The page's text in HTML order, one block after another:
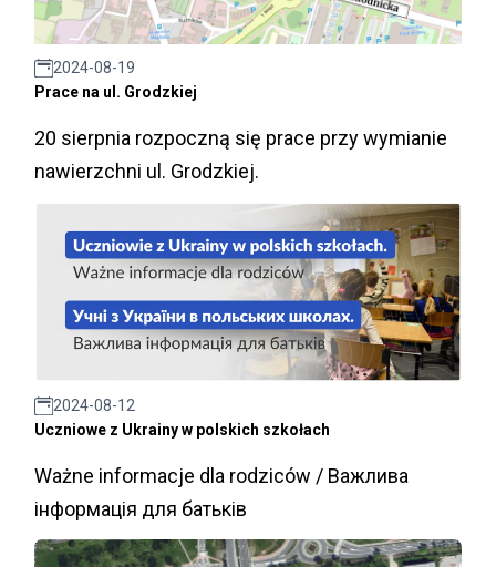
2024-08-19
Prace na ul. Grodzkiej
20 sierpnia rozpoczną się prace przy wymianie
nawierzchni ul. Grodzkiej.
2024-08-12
Uczniowe z Ukrainy w polskich szkołach
Ważne informacje dla rodziców / Важлива
інформація для батьків